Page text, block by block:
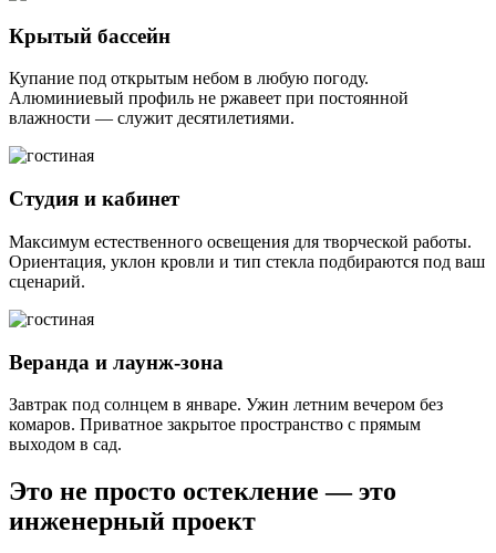
Крытый бассейн
Купание под открытым небом в любую погоду.
Алюминиевый профиль не ржавеет при постоянной
влажности — служит десятилетиями.
Студия и кабинет
Максимум естественного освещения для творческой работы.
Ориентация, уклон кровли и тип стекла подбираются под ваш
сценарий.
Веранда и лаунж-зона
Завтрак под солнцем в январе. Ужин летним вечером без
комаров. Приватное закрытое пространство с прямым
выходом в сад.
Это не просто остекление — это
инженерный проект